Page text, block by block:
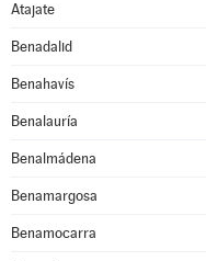
Atajate
Benadalid
Benahavís
Benalauría
Benalmádena
Benamargosa
Benamocarra